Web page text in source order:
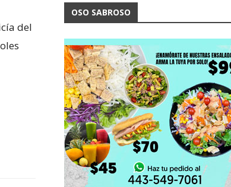
del
OSO SABROSO